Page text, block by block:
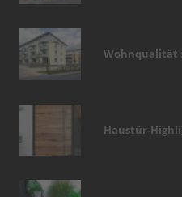
Wohnqualität
Haustür-